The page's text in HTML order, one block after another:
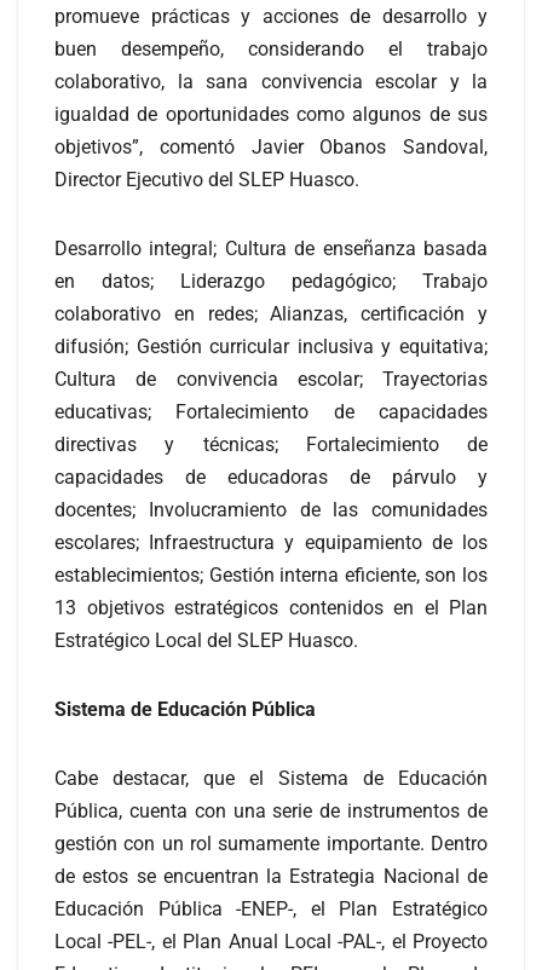
promueve prácticas y acciones de desarrollo y
buen desempeño, considerando el trabajo
colaborativo, la sana convivencia escolar y la
igualdad de oportunidades como algunos de sus
objetivos”, comentó Javier Obanos Sandoval,
Director Ejecutivo del SLEP Huasco.
Desarrollo integral; Cultura de enseñanza basada
en datos; Liderazgo pedagógico; Trabajo
colaborativo en redes; Alianzas, certificación y
difusión; Gestión curricular inclusiva y equitativa;
Cultura de convivencia escolar; Trayectorias
educativas; Fortalecimiento de capacidades
directivas y técnicas; Fortalecimiento de
capacidades de educadoras de párvulo y
docentes; Involucramiento de las comunidades
escolares; Infraestructura y equipamiento de los
establecimientos; Gestión interna eficiente, son los
13 objetivos estratégicos contenidos en el Plan
Estratégico Local del SLEP Huasco.
Sistema de Educación Pública
Cabe destacar, que el Sistema de Educación
Pública, cuenta con una serie de instrumentos de
gestión con un rol sumamente importante. Dentro
de estos se encuentran la Estrategia Nacional de
Educación Pública -ENEP-, el Plan Estratégico
Local -PEL-, el Plan Anual Local -PAL-, el Proyecto